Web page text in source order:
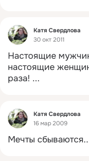
Фид
Катя Свердлова
30 окт 2011
Настоящие
настоящие
раза! ...
Фид
Катя Свердлова
16 мар 2009
Мечты